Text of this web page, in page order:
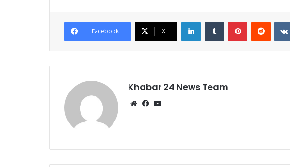
c
e
b
o
o
k
itt
er
ai
l
at
s
A
p
p
ar
e
Facebook X
LinkedInTumblr PinterestReddit
Khabar 24 News Team
WebsiteFacebook